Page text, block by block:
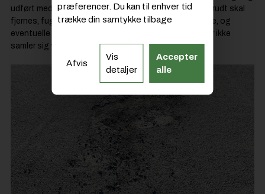
udført med granitmaterialer, skal de vedligeholdes. Ukrudt skal
fjernes, fuger skal være fyldt med egnet fugemateriale, og
eventuelle sætninger eller lunker skal udbedres, så der ikke
samler sig vand.
præferencer. Du kan til enhver tid
trække din samtykke tilbage
Afvis
Vis
detaljer
Accepter
alle